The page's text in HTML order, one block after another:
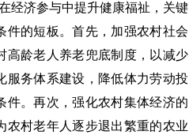
经济参与中提升健康福祉，关键
件的短板。首先，加强农村社会
高龄老人养老兜底制度，以减少
服务体系建设，降低体力劳动投
件。再次，强化农村集体经济的
农村老年人逐步退出繁重的农业